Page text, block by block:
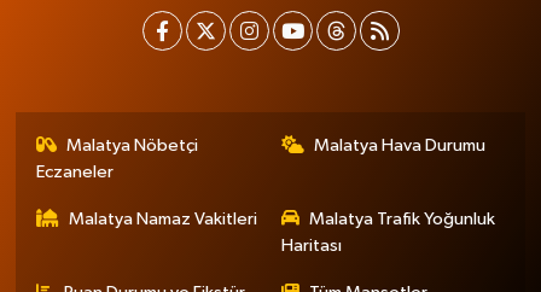
Malatya Nöbetçi
Eczaneler
Malatya Hava Durumu
Malatya Namaz Vakitleri
Malatya Trafik Yoğunluk
Haritası